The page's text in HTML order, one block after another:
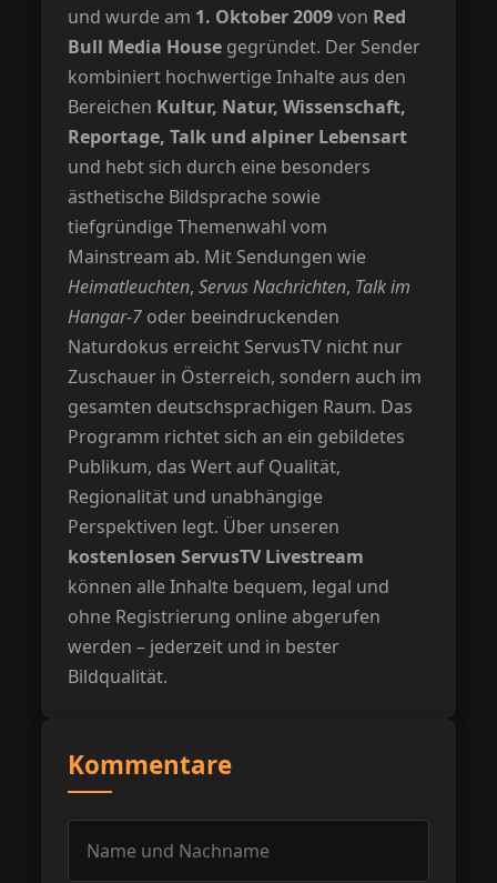
und wurde am 1. Oktober 2009von Red
Bull Media House gegründet. Der Sender
kombiniert hochwertige Inhalte aus den
Bereichen Kultur, Natur, Wissenschaft,
Reportage, Talk und alpiner Lebensart
und hebt sich durch eine besonders
ästhetische Bildsprache sowie
tiefgründige Themenwahl vom
Mainstream ab. Mit Sendungen wie
Heimatleuchten,Servus Nachrichten, Talk im
Hangar-7 oder beeindruckenden
Naturdokus erreicht ServusTV nicht nur
Zuschauer in Österreich, sondern auch im
gesamten deutschsprachigen Raum. Das
Programm richtet sich an ein gebildetes
Publikum, das Wert auf Qualität,
Regionalität und unabhängige
Perspektiven legt. Über unseren
kostenlosen ServusTV Livestream
können alle Inhalte bequem, legal und
ohne Registrierung online abgerufen
werden – jederzeit und in bester
Bildqualität.
Kommentare